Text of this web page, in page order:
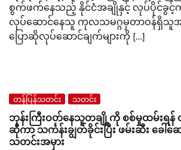
စွက်ဖက်နေသည့် နိုင်ငံအချိုနှင့် လုပ်ပိုင်ခွင့်
လုပ်ဆောင်နေသူ ကုလသမဂ္ဂမှတာဝန်ရှိသူ
ပြောဆိုလုပ်ဆောင်ချက်များကို […]
တန်ပြန်သတင်း သတင်း
ဘုန်းကြီးဝတ်နေသူတချို့ကို စစ်မှုထမ်းရ
ဆိုကာ သင်္ကန်းချွတ်ခိုင်းပြီး ဖမ်းဆီး ခေ
သတင်းအမှား